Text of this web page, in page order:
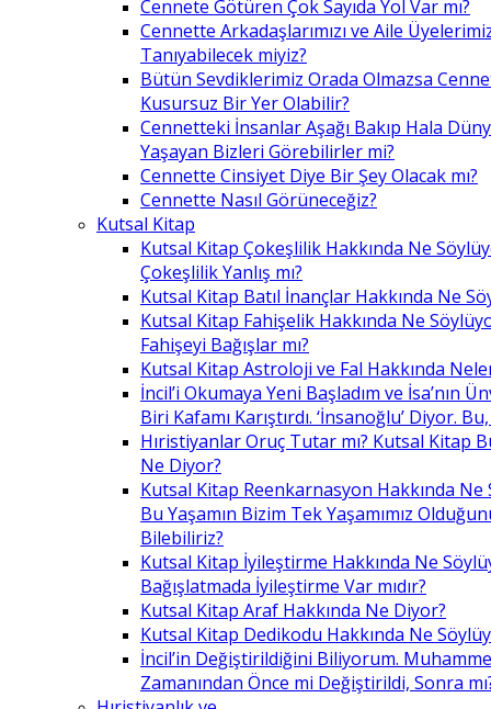
Cennete Götüren Çok Sayıda Yol Var mı?
Cennette Arkadaşlarımızı ve Aile
Tanıyabilecek miyiz?
Bütün Sevdiklerimiz Orada Olmazsa
Kusursuz Bir Yer Olabilir?
Cennetteki İnsanlar Aşağı Bakıp Hala
Yaşayan Bizleri Görebilirler mi?
Cennette Cinsiyet Diye Bir Şey Olacak mı?
Cennette Nasıl Görüneceğiz?
Kutsal Kitap
Kutsal Kitap Çokeşlilik Hakkında Ne
Çokeşlilik Yanlış mı?
Kutsal Kitap Batıl İnançlar Hakkında Ne
Kutsal Kitap Fahişelik Hakkında Ne
Fahişeyi Bağışlar mı?
Kutsal Kitap Astroloji ve Fal Hakkında
İncil’i Okumaya Yeni Başladım ve İsa’nın
Biri Kafamı Karıştırdı. ‘İnsanoğlu’ Diyor.
Hıristiyanlar Oruç Tutar mı? Kutsal Kitap
Ne Diyor?
Kutsal Kitap Reenkarnasyon Hakkında Ne
Bu Yaşamın Bizim Tek Yaşamımız
Bilebiliriz?
Kutsal Kitap İyileştirme Hakkında Ne
Bağışlatmada İyileştirme Var mıdır?
Kutsal Kitap Araf Hakkında Ne Diyor?
Kutsal Kitap Dedikodu Hakkında Ne
İncil’in Değiştirildiğini Biliyorum.
Zamanından Önce mi Değiştirildi, Sonra